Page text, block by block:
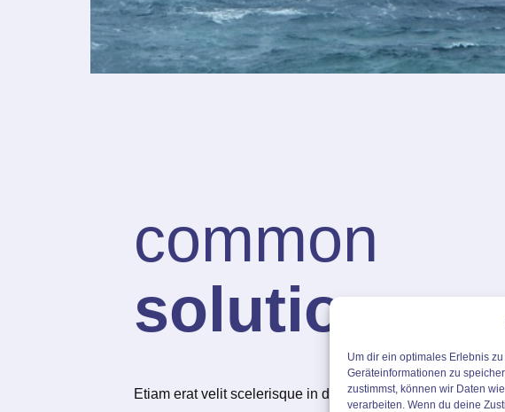
Um dir ein optimales Erlebnis
Geräteinformationen zu
zustimmst, können wir Daten
verarbeiten. Wenn du deine
common
solution
Etiam erat velit scelerisque in dictum non consectetur. Nisl